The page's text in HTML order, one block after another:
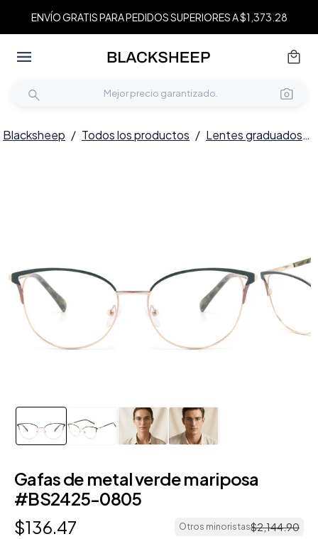
ENVÍO GRATIS PARA PEDIDOS SUPERIORES A $1,373.28
Blacksheep / Todos los productos / Lentes graduados /
Gafas de metal verde mariposa
#BS2425-0805
$136.47 Otros minoristas$2,144.90